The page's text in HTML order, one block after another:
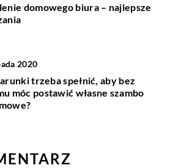
domowego biura – najlepsze
2020
trzeba spełnić, aby bez
móc postawić własne szambo